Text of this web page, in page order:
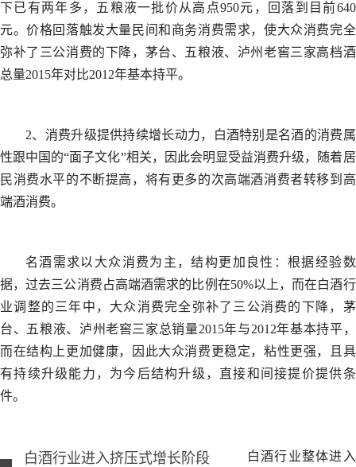
下已有两年多，五粮液一批价从高点950元，回落到目前640
元。价格回落触发大量民间和商务消费需求，使大众消费完全
弥补了三公消费的下降，茅台、五粮液、泸州老窖三家高档酒
总量2015年对比2012年基本持平。
2、消费升级提供持续增长动力，白酒特别是名酒的消费属
性跟中国的“面子文化”相关，因此会明显受益消费升级，随着居
民消费水平的不断提高，将有更多的次高端酒消费者转移到高
端酒消费。
名酒需求以大众消费为主，结构更加良性：根据经验数
据，过去三公消费占高端酒需求的比例在50%以上，而在白酒行
业调整的三年中，大众消费完全弥补了三公消费的下降，茅
台、五粮液、泸州老窖三家总销量2015年与2012年基本持平，
而在结构上更加健康，因此大众消费更稳定，粘性更强，且具
有持续升级能力，为今后结构升级，直接和间接提价提供条
件。
白酒行业进入挤压式增长阶段
白酒行业整体进入